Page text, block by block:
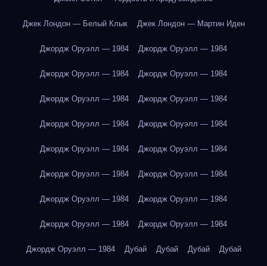
Джек Лондон — Белый Клык Джек Лондон — Мартин Иден
Джордж Оруэлл — 1984 Джордж Оруэлл — 1984
Джордж Оруэлл — 1984 Джордж Оруэлл — 1984
Джордж Оруэлл — 1984 Джордж Оруэлл — 1984
Джордж Оруэлл — 1984 Джордж Оруэлл — 1984
Джордж Оруэлл — 1984 Джордж Оруэлл — 1984
Джордж Оруэлл — 1984 Джордж Оруэлл — 1984
Джордж Оруэлл — 1984 Джордж Оруэлл — 1984
Джордж Оруэлл — 1984 Джордж Оруэлл — 1984
Джордж Оруэлл — 1984 Дубай Дубай Дубай Дубай